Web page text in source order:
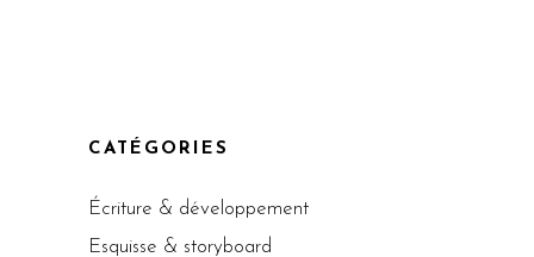
CATÉGORIES
Écriture & développement
Esquisse & storyboard